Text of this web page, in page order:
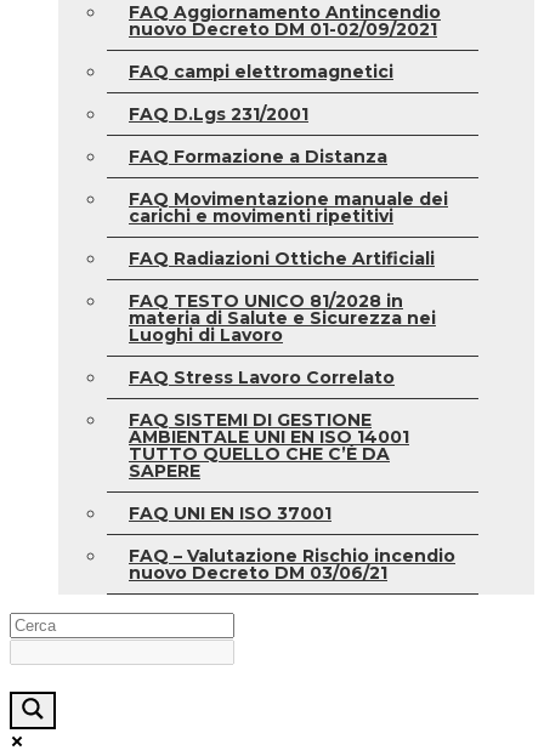
FAQ Aggiornamento Antincendio
nuovo Decreto DM 01-02/09/2021
FAQ campi elettromagnetici
FAQ D.Lgs 231/2001
FAQ Formazione a Distanza
FAQ Movimentazione manuale dei
carichi e movimenti ripetitivi
FAQ Radiazioni Ottiche Artificiali
FAQ TESTO UNICO 81/2028 in
materia di Salute e Sicurezza nei
Luoghi di Lavoro
FAQ Stress Lavoro Correlato
FAQ SISTEMI DI GESTIONE
AMBIENTALE UNI EN ISO 14001
TUTTO QUELLO CHE C’È DA
SAPERE
FAQ UNI EN ISO 37001
FAQ – Valutazione Rischio incendio
nuovo Decreto DM 03/06/21